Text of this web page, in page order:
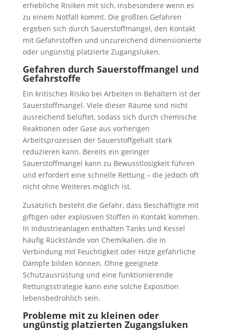
erhebliche Risiken mit sich, insbesondere wenn es
zu einem Notfall kommt. Die größten Gefahren
ergeben sich durch Sauerstoffmangel, den Kontakt
mit Gefahrstoffen und unzureichend dimensionierte
oder ungünstig platzierte Zugangsluken.
Gefahren durch Sauerstoffmangel und
Gefahrstoffe
Ein kritisches Risiko bei Arbeiten in Behältern ist der
Sauerstoffmangel. Viele dieser Räume sind nicht
ausreichend belüftet, sodass sich durch chemische
Reaktionen oder Gase aus vorherigen
Arbeitsprozessen der Sauerstoffgehalt stark
reduzieren kann. Bereits ein geringer
Sauerstoffmangel kann zu Bewusstlosigkeit führen
und erfordert eine schnelle Rettung – die jedoch oft
nicht ohne Weiteres möglich ist.
Zusätzlich besteht die Gefahr, dass Beschäftigte mit
giftigen oder explosiven Stoffen in Kontakt kommen.
In Industrieanlagen enthalten Tanks und Kessel
häufig Rückstände von Chemikalien, die in
Verbindung mit Feuchtigkeit oder Hitze gefährliche
Dämpfe bilden können. Ohne geeignete
Schutzausrüstung und eine funktionierende
Rettungsstrategie kann eine solche Exposition
lebensbedrohlich sein.
Probleme mit zu kleinen oder
ungünstig platzierten Zugangsluken